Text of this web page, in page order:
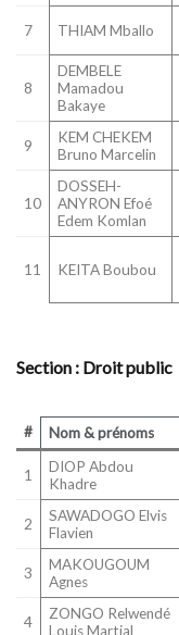
7 THIAM Mballo
8
DEMBELE
Mamadou
Bakaye
9
KEM CHEKEM
Bruno Marcelin
10
DOSSEH-
ANYRON Efoé
Edem Komlan
11 KEITA Boubou
Section : Droit public
# Nom & prénoms
1
DIOP Abdou
Khadre
2
SAWADOGO Elvis
Flavien
3
MAKOUGOUM
Agnes
4
ZONGO Relwendé
Louis Martial